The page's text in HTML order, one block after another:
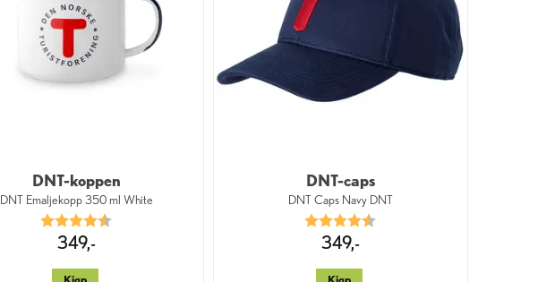
DNT-koppen
DNT Emaljekopp 350 ml White
Karakter:
349,-
DNT-caps
DNT Caps Navy DNT
Karakter:
349,-